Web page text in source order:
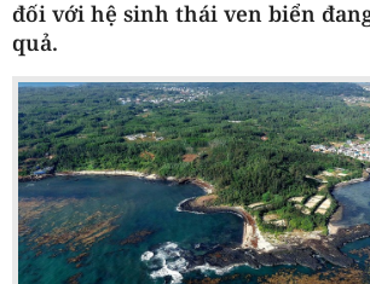
đối với hệ sinh thái ven biển
quả.